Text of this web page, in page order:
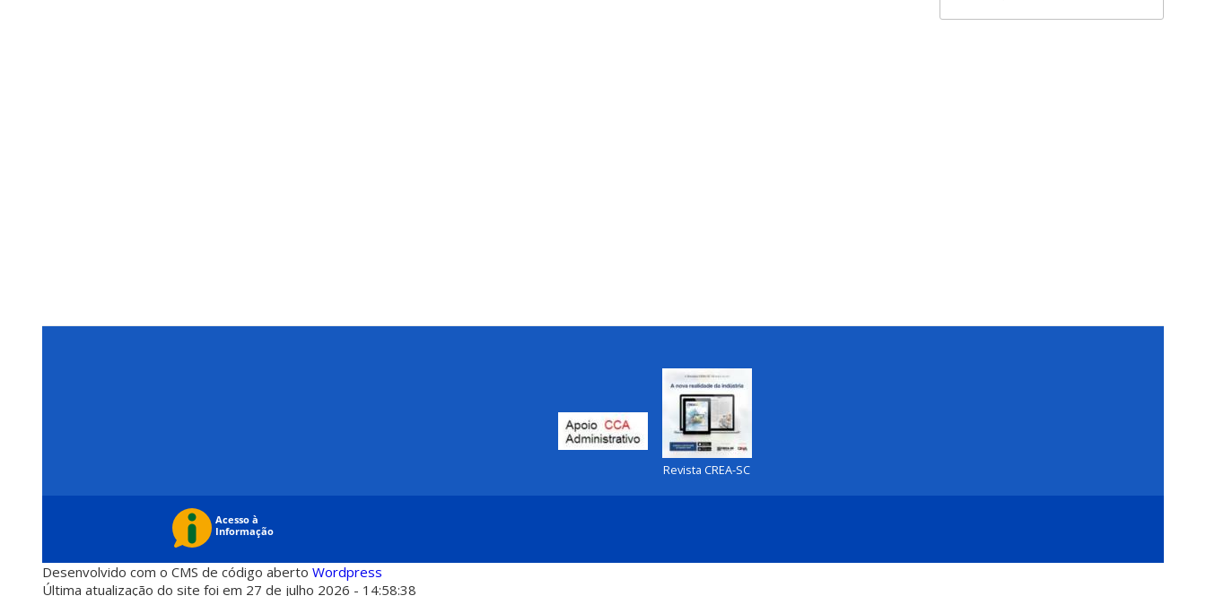
Revista CREA-SC
Desenvolvido com o CMS de código aberto Wordpress
Última atualização do site foi em 27 de julho 2026 - 14:58:38